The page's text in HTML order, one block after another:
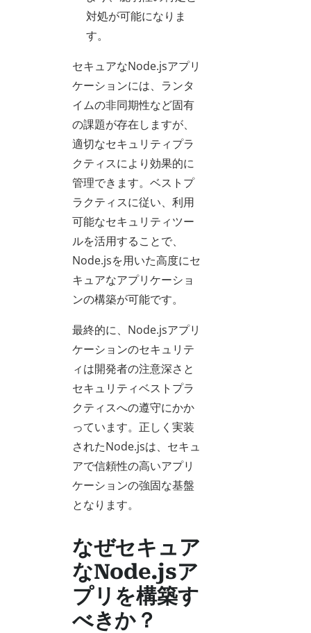
対処が可能になりま
す。
セキュアなNode.jsアプリ
ケーションには、ランタ
イムの非同期性など固有
の課題が存在しますが、
適切なセキュリティプラ
クティスにより効果的に
管理できます。ベストプ
ラクティスに従い、利用
可能なセキュリティツー
ルを活用することで、
Node.jsを用いた高度にセ
キュアなアプリケーショ
ンの構築が可能です。
最終的に、Node.jsアプリ
ケーションのセキュリテ
ィは開発者の注意深さと
セキュリティベストプラ
クティスへの遵守にかか
っています。正しく実装
されたNode.jsは、セキュ
アで信頼性の高いアプリ
ケーションの強固な基盤
となります。
なぜセキュア
なNode.jsア
プリを構築す
べきか？